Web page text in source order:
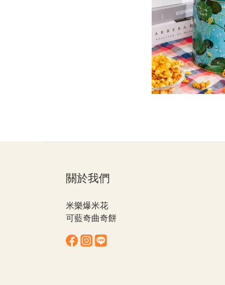
關於我們
米樂爆米花
可藍奇曲奇餅